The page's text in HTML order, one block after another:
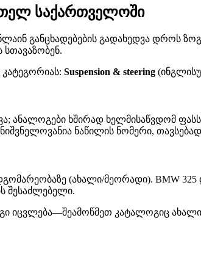
საქართველოში
განცხადებების გადახედვა დროს
კატეგორიას: Suspension & steering
ანალოგები ხშირად ხელმისაწვდომ
ნაწილის ნომერი,
(ახალი/მეორადი). BMW
შესაძლებელი.
იცვლება—შეამოწმეთ კატალოგიც